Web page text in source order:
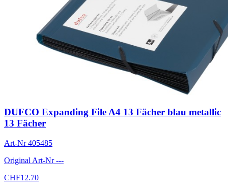
DUFCO Expanding File A4 13 Fächer blau metallic
13 Fächer
Art-Nr405485
Original Art-Nr---
CHF12.70